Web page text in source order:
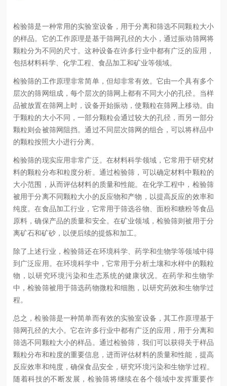
检验筛是一种常用的实验室设备，用于分离和筛选不同颗粒大小
的样品。它的工作原理是基于筛网孔径的大小，通过振动筛网将
颗粒分为不同的尺寸。这种设备在许多行业中都有广泛的应用，
包括材料科学、化学工程、食品加工和矿业等领域。
检验筛的工作原理非常简单，但却非常有效。它由一个具有多个
层次的筛网组成，每个层次的筛网上都有不同大小的孔径。当样
品被放置在筛网上时，设备开始振动，使颗粒在筛网上移动。由
于颗粒的大小不同，一部分颗粒会通过较大的孔径，而另一部分
颗粒则会被筛网阻挡。通过不同层次筛网的组合，可以将样品中
的颗粒按照大小进行分离。
检验筛的现实应用非常广泛。在材料科学领域，它常用于研究材
料的颗粒分布和粒度分析。通过检验筛，可以确定材料中颗粒的
大小范围，从而评估材料的质量和性能。在化学工程中，检验筛
被用于分离不同颗粒大小的反应物和产物，以提高反应的效率和
纯度。在食品加工行业，它常用于筛选谷物、面粉和糖粉等食品
原料，确保产品的质量和安全。在矿业领域，检验筛则被用于分
离矿石和矿砂，以便后续的提炼和加工。
除了上述行业，检验筛还在环境科学、药学和生物学等领域中得
到广泛应用。在环境科学中，它常用于分析土壤和水样中的颗粒
物，以研究环境污染和生态系统的健康状况。在药学和生物学
中，检验筛被用于筛选药物微粒和细胞，以研究药效和生物学过
程。
总之，检验筛是一种简单而有效的实验室设备，其工作原理基于
筛网孔径的大小。它在许多行业中都有广泛的应用，用于分离和
筛选不同颗粒大小的样品。通过检验筛，我们可以获得关于样品
颗粒分布和粒度的重要信息，进而评估材料的质量和性能，提高
反应效率和纯度，确保食品安全，研究环境污染和生物学过程。
随着科技的不断发展，检验筛将继续在各个领域中发挥重要作